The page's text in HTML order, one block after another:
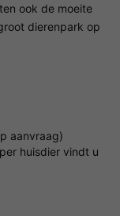
ook de moeite
dierenpark op
aanvraag)
huisdier vindt u